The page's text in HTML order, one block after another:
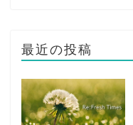
最近の投稿